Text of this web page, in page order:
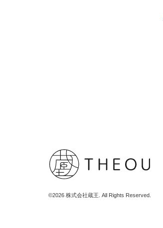
©2026 株式会社蔵王. All Rights Reserved.